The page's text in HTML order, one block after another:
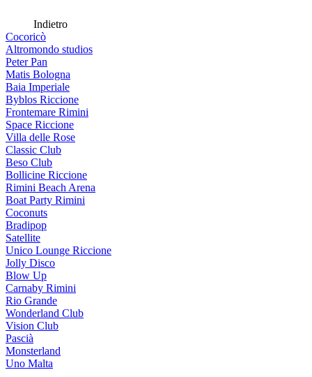
Indietro
Cocoricò
Altromondo studios
Peter Pan
Matis Bologna
Baia Imperiale
Byblos Riccione
Frontemare Rimini
Space Riccione
Villa delle Rose
Classic Club
Beso Club
Bollicine Riccione
Rimini Beach Arena
Boat Party Rimini
Coconuts
Bradipop
Satellite
Unico Lounge Riccione
Jolly Disco
Blow Up
Carnaby Rimini
Rio Grande
Wonderland Club
Vision Club
Pascià
Monsterland
Uno Malta